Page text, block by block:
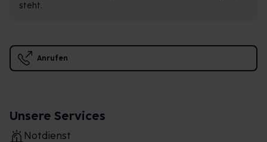
steht.
Anrufen
Unsere Services
Notdienst